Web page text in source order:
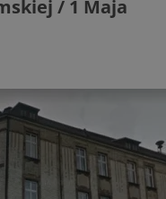
/ 1 Maja